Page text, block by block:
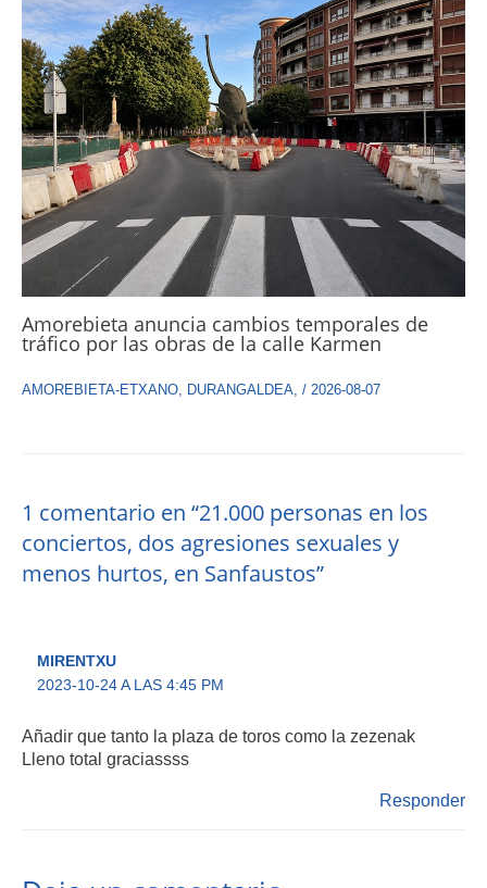
Amorebieta anuncia cambios temporales de
tráfico por las obras de la calle Karmen
AMOREBIETA-ETXANO DURANGALDEA / 2026-08-07
1 comentario en “21.000 personas en los
conciertos, dos agresiones sexuales y
menos hurtos, en Sanfaustos”
MIRENTXU
2023-10-24 A LAS 4:45 PM
Añadir que tanto la plaza de toros como la zezenak
Lleno total graciassss
Responder